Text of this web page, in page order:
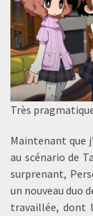
Très
Maintenant que
au scénario de
surprenant,
un nouveau duo
travaillée, dont